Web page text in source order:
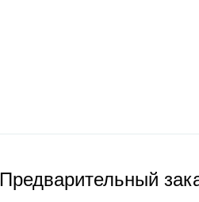
Предварительный